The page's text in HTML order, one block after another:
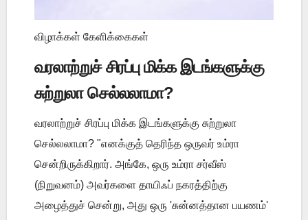
விழாக்கள் கேளிக்கைகள்
வரலாற்றுச் சிரப்பு மிக்க இடங்களுக்கு
சுற்றுலா செல்லலாமா?
வரலாற்றுச் சிரப்பு மிக்க இடங்களுக்கு சுற்றுலா
செல்லலாமா? "எனக்குத் தெரிந்த ஒருவர் உம்ரா
சென்றிருக்கிறார். அங்கே, ஒரு உம்ரா சர்வீஸ்
(நிறுவனம்) அவர்களை தாயிஃப் நகரத்திற்கு
அழைத்துச் சென்று, அது ஒரு 'சுன்னத்தான பயணம்'